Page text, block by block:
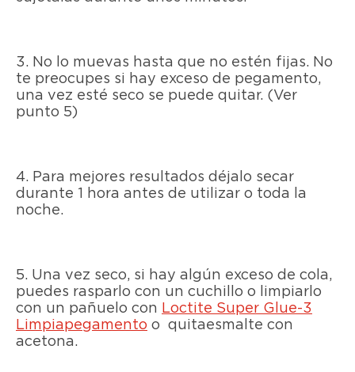
3. No lo muevas hasta que no estén fijas. No
te preocupes si hay exceso de pegamento,
una vez esté seco se puede quitar. (Ver
punto 5)
4. Para mejores resultados déjalo secar
durante 1 hora antes de utilizar o toda la
noche.
5. Una vez seco, si hay algún exceso de cola,
puedes rasparlo con un cuchillo o limpiarlo
con un pañuelo con Loctite Super Glue-3
Limpiapegamento o quitaesmalte con
acetona.